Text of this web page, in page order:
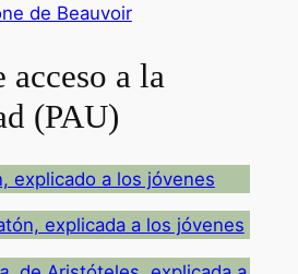
de Beauvoir
acceso a la
(PAU)
explicado a los jóvenes
explicada a los jóvenes